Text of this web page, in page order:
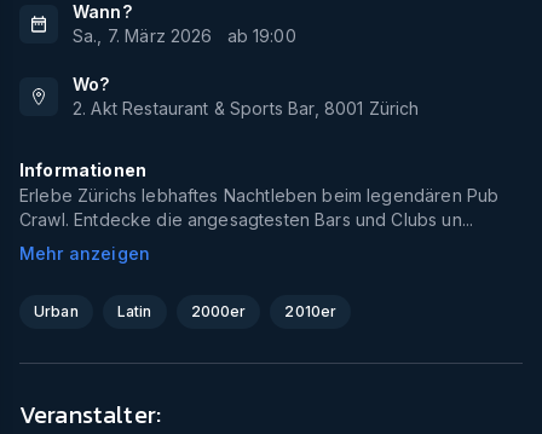
Wann?
Sa., 7. März 2026
ab 19:00
Wo?
2. Akt Restaurant & Sports Bar, 8001 Zürich
Informationen
Erlebe Zürichs lebhaftes Nachtleben beim legendären Pub
Crawl. Entdecke die angesagtesten Bars und Clubs un...
Mehr anzeigen
Urban Latin 2000er 2010er
Veranstalter: